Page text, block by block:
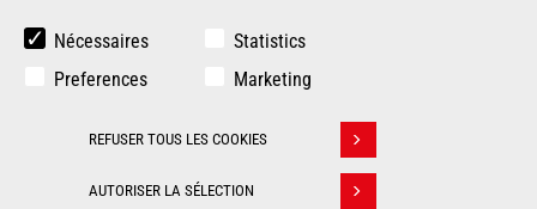
Manitou Group
Used Manitou Machines
Gehl
Nécessaires
Statistics
Preferences
Marketing
REFUSER TOUS LES COOKIES
AUTORISER LA SÉLECTION